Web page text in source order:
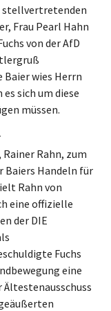
stellvertretenden
Frau Pearl Hahn
von der AfD
wies Herrn
sich um diese
müssen.
Rahn, zum
Baiers Handeln für
Rahn von
eine offizielle
der DIE
Fuchs
eine
Ältestenausschuss